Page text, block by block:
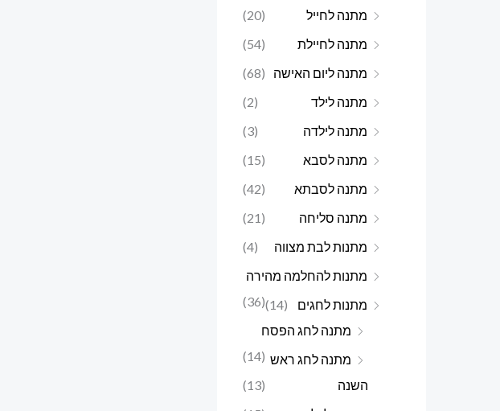
מתנה לחייל
(20)
מתנה לחיילת
(54)
מתנה ליום האישה
(68)
מתנה לילד
(2)
מתנה לילדה
(3)
מתנה לסבא
(15)
מתנה לסבתא
(42)
מתנה סליחה
(21)
מתנות לבת מצווה
(4)
מתנות להחלמה מהירה
(36)
מתנות לחגים
(14)
מתנה לחג הפסח
(14) מתנה לחג ראש
השנה
(13)